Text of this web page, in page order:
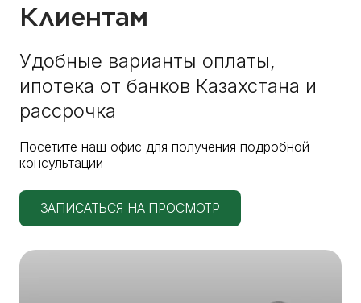
Клиентам
Удобные варианты оплаты,
ипотека от банков Казахстана и
рассрочка
Посетите наш офис для получения подробной
консультации
ЗАПИСАТЬСЯ НА ПРОСМОТР